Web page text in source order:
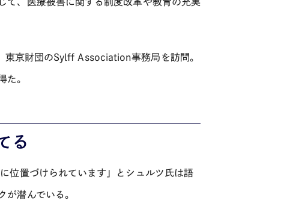
京財団のSylff Association事務局を訪問。
た。
る
位置づけられています」とシュルツ氏は語
が潜んでいる。